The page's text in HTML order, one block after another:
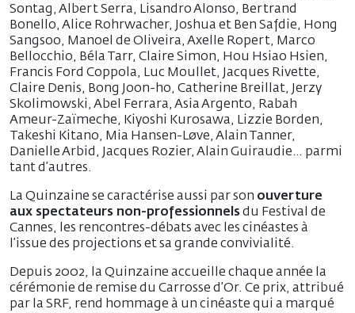
Sontag, Albert Serra, Lisandro Alonso, Bertrand
Bonello, Alice Rohrwacher, Joshua et Ben Safdie, Hong
Sangsoo, Manoel de Oliveira, Axelle Ropert, Marco
Bellocchio, Béla Tarr, Claire Simon, Hou Hsiao Hsien,
Francis Ford Coppola, Luc Moullet, Jacques Rivette,
Claire Denis, Bong Joon-ho, Catherine Breillat, Jerzy
Skolimowski, Abel Ferrara, Asia Argento, Rabah
Ameur-Zaïmeche, Kiyoshi Kurosawa, Lizzie Borden,
Takeshi Kitano, Mia Hansen-Løve, Alain Tanner,
Danielle Arbid, Jacques Rozier, Alain Guiraudie… parmi
tant d’autres.
La Quinzaine se caractérise aussi par son ouverture
aux spectateurs non-professionnels du Festival de
Cannes, les rencontres-débats avec les cinéastes à
l’issue des projections et sa grande convivialité.
Depuis 2002, la Quinzaine accueille chaque année la
cérémonie de remise du Carrosse d’Or. Ce prix, attribué
par la SRF, rend hommage à un cinéaste qui a marqué